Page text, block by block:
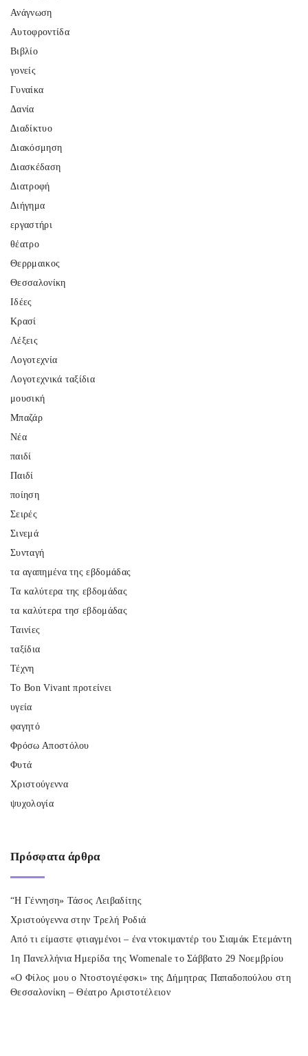
Ανάγνωση
Αυτοφροντίδα
Βιβλίο
γονείς
Γυναίκα
Δανία
Διαδίκτυο
Διακόσμηση
Διασκέδαση
Διατροφή
Διήγημα
εργαστήρι
θέατρο
Θερρμαικος
Θεσσαλονίκη
Ιδέες
Κρασί
Λέξεις
Λογοτεχνία
Λογοτεχνικά ταξίδια
μουσική
Μπαζάρ
Νέα
παιδί
Παιδί
ποίηση
Σειρές
Σινεμά
Συνταγή
τα αγαπημένα της εβδομάδας
Τα καλύτερα της εβδομάδας
τα καλύτερα τησ εβδομάδας
Ταινίες
ταξίδια
Τέχνη
Το Bon Vivant προτείνει
υγεία
φαγητό
Φρόσω Αποστόλου
Φυτά
Χριστούγεννα
ψυχολογία
Πρόσφατα άρθρα
“Η Γέννηση» Τάσος Λειβαδίτης
Χριστούγεννα στην Τρελή Ροδιά
Από τι είμαστε φτιαγμένοι – ένα ντοκιμαντέρ του Σιαμάκ Ετεμάντη
1η Πανελλήνια Ημερίδα της Womenale το Σάββατο 29 Νοεμβρίου
«Ο Φίλος μου ο Ντοστογιέφσκι» της Δήμητρας Παπαδοπούλου στη
Θεσσαλονίκη – Θέατρο Αριστοτέλειον